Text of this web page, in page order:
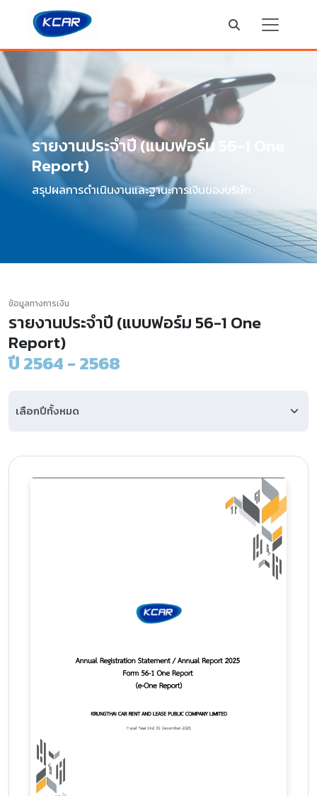
รายงานประจำปี (แบบฟอร์ม 56-1 One
Report)
สรุปผลการดำเนินงานและฐานะการเงินของบริษัท
ข้อมูลทางการเงิน
รายงานประจำปี (แบบฟอร์ม 56-1 One
Report)
ปี 2564 - 2568